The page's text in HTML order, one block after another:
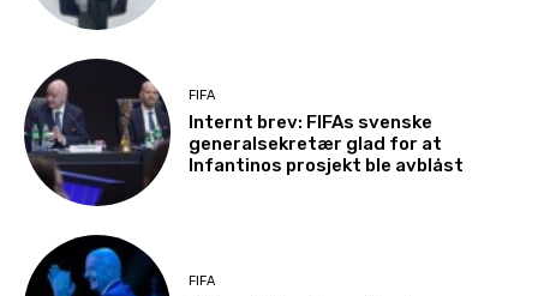
FIFA
Internt brev: FIFAs svenske
generalsekretær glad for at
Infantinos prosjekt ble avblåst
FIFA